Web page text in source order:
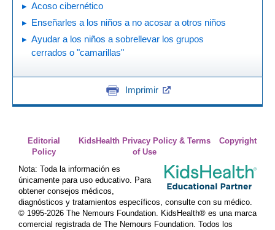
Acoso cibernético
Enseñarles a los niños a no acosar a otros niños
Ayudar a los niños a sobrellevar los grupos
cerrados o "camarillas"
Imprimir
Editorial
Policy
KidsHealth Privacy Policy & Terms
of Use
Copyright
Nota: Toda la información es
únicamente para uso educativo. Para
obtener consejos médicos,
diagnósticos y tratamientos específicos, consulte con su médico.
© 1995-2026 The Nemours Foundation. KidsHealth® es una marca
comercial registrada de The Nemours Foundation. Todos los